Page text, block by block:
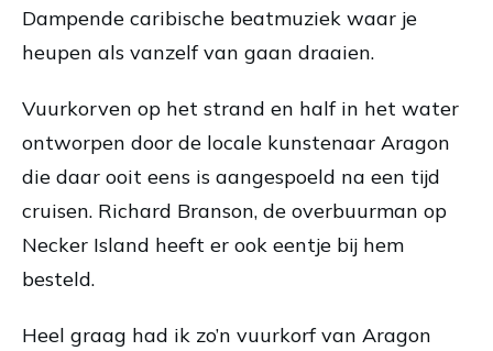
Dampende caribische beatmuziek waar je
heupen als vanzelf van gaan draaien.
Vuurkorven op het strand en half in het water
ontworpen door de locale kunstenaar Aragon
die daar ooit eens is aangespoeld na een tijd
cruisen. Richard Branson, de overbuurman op
Necker Island heeft er ook eentje bij hem
besteld.
Heel graag had ik zo’n vuurkorf van Aragon